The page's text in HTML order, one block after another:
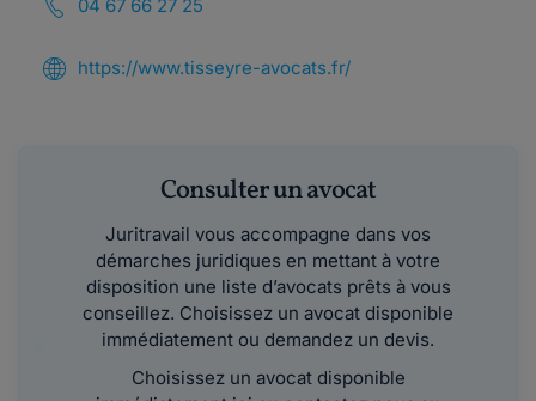
04 67 66 27 25
https://www.tisseyre-avocats.fr/
Consulter un avocat
Juritravail vous accompagne dans vos
démarches juridiques en mettant à votre
disposition une liste d’avocats prêts à vous
conseillez. Choisissez un avocat disponible
immédiatement ou demandez un devis.
Choisissez un avocat disponible